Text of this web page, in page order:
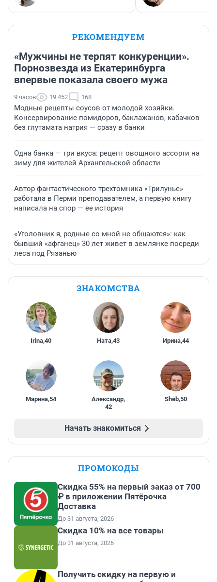
РЕКОМЕНДУЕМ
«Мужчины не терпят конкуренции».
Порнозвезда из Екатеринбурга
впервые показала своего мужа
9 часов 19 452 168
Модные рецепты соусов от молодой хозяйки.
Консервирование помидоров, баклажанов, кабачков
без глутамата натрия — сразу в банки
Одна банка — три вкуса: рецепт овощного ассорти на
зиму для жителей Архангельской области
Автор фантастического трехтомника «Трилунье»
работала в Перми преподавателем, а первую книгу
написала на спор — ее история
«Уголовник я, родные со мной не общаются»: как
бывший «афганец» 30 лет живет в землянке посреди
леса под Рязанью
ЗНАКОМСТВА
Irina,40 Ната,43 Ирина,44
Марина,54 Александр,
42
Sheb,50
Начать знакомиться
ПРОМОКОДЫ
Скидка 55% на первый заказ от 700
₽ в приложении Пятёрочка
Доставка
До 31 августа, 2026
Скидка 10% на все товары
До 31 августа, 2026
Получить скидку на первую и